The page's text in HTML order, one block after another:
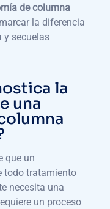
de columna
la diferencia
y secuelas
la
una
que un
todo tratamiento
necesita una
un proceso